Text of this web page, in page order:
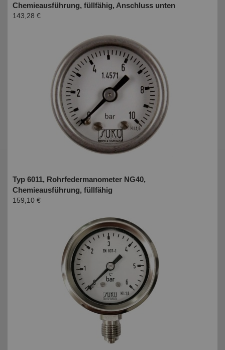
Chemieausführung, füllfähig, Anschluss unten
143,28 €
Typ 6011, Rohrfedermanometer NG40,
Chemieausführung, füllfähig
159,10 €